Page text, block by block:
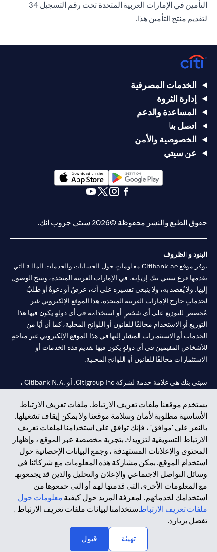
التأمين في الإمارات العربية المتحدة تحت رقم التسجيل 34
لتقديم منتج التأمين هذا.
يستخدم موقعنا ملفات تعريف الارتباط. ملفات تعريف الارتباط
الأساسية مطلوبة لأمان وسلامة موقعنا ولا يمكن إيقاف تشغيلها.
بالنقر على 'موافق' ، فإنك توافق على استخدامنا لملفات تعريف
الارتباط التسويقية لتزويدك بتجربة مخصصة عبر الموقع ، وإظهار
المحتوى والإعلانات المستهدفة ، وجمع البيانات الإحصائية حول
استخدام الموقع. يمكن مشاركة هذه المعلومات مع شركائنا في
وسائل التواصل الاجتماعي والإعلان والتحليل والذين قد يجمعونها
مع المعلومات الأخرى التي قدمتها لهم أو التي جمعوها من
استخدامك لخدماتهم. لمعرفة المزيد حول كيفية معلومات حول
ملفات تعريف الارتباطاستخدامنا لبيانات ملفات تعريف الارتباط ،
تفضل بزيارة.
تهيئة
قبول
الخدمات المصرفية
إدارة الثروة
المساعدة والدعم
اتصل بنا
الخصوصية والأمن
عن سيتي
opens in a new tab
opens in a new tab
حقوق الطبع والنشر محفوظة ©2026 سيتي جروب انك.
البنود و الظروف
يوفر موقع Citibank.ae معلوماتٍ حول الحسابات والخدمات المالية التي
يقدمها فرع سيتي بنك إن.إيه. في الإمارات العربية المتحدة، ويتيح الوصول
إليها. ولا يُقصد به، ولا ينبغي تفسيره على أنه، عرضٌ أو دعوةٌ أو طلبٌ
لخدماتٍ خارج الإمارات العربية المتحدة. هذا الموقع الإلكتروني غير
مُخصص للتوزيع على أي شخصٍ أو استخدامه في أي دولةٍ يكون فيها هذا
التوزيع أو الاستخدام مخالفًا للقانون أو اللوائح المحلية، كما أن أيًا من
الخدمات أو الاستثمارات المشار إليها في هذا الموقع الإلكتروني غير متاحةٍ
للأشخاص المقيمين في أي دولةٍ يكون فيها تقديم هذه الخدمات أو
الاستثمارات مخالفًا للقانون أو اللوائح المحلية.
سيتي بنك هي علامة خدمة لشركة Citigroup Inc. أو .Citibank N.A ،
سيتي بنك إن. إيه. الإمارات مسجل لدى مصرف الإمارات المركزي تحت
أرقام التراخيص 202563 لفرع الوصل في دبي، 531989 لفرع مول
الإمارات في دبي، و CN-1002019 لفرع أبوظبي. هاتف: 4000 311 04.
فرع سيتي بنك إن إيه - الإمارات العربية المتحدة مرخص من مصرف
الإمارات العربية المتحدة المركزي كفرع لبنك أجنبي.
سيتي بنك إن إيه الإمارات العربية المتحدة مرخص من هيئة الأوراق المالية
والسلع في الإمارات العربية المتحدة ("SCA") للقيام بالنشاط المالي لـ أ)
الاستشارات المالية والتعريف والترويج بموجب ترخيص رقم
20200000097 ب) وسيط تداول في الأسواق الدولية بموجب ترخيص
حقوق الطبع والنشر محفوظة ©2026 سيتي جروب انك.